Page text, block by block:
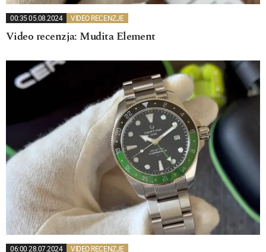
00:35 05.08.2024 VIDEO RECENZJE
Video recenzja: Mudita Element
06:00 28.07.2024 VIDEO RECENZJE